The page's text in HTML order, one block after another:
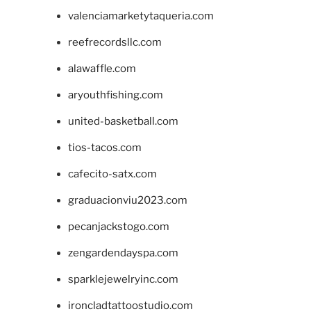
valenciamarketytaqueria.com
reefrecordsllc.com
alawaffle.com
aryouthfishing.com
united-basketball.com
tios-tacos.com
cafecito-satx.com
graduacionviu2023.com
pecanjackstogo.com
zengardendayspa.com
sparklejewelryinc.com
ironcladtattoostudio.com